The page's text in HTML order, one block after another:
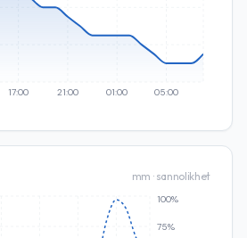
17:00 21:00 01:00 05:00
mm · sannolikhet
75%
100%